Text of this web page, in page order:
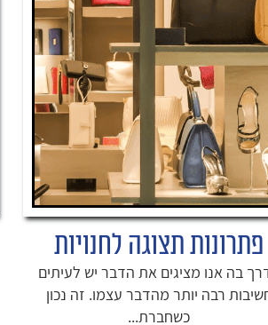
פתרונות תצוגה לחנויות
בה אנו מציגים את הדבר יש לעיתים
רבה יותר מהדבר עצמו. זה נכון
כשחברת...